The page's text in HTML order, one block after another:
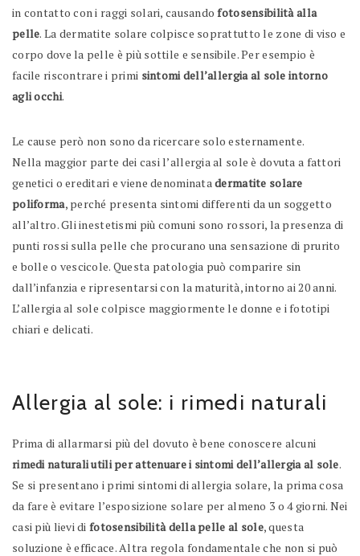
in contatto con i raggi solari, causandofotosensibilità alla
pelle. La dermatite solare colpisce soprattutto le zone di viso e
corpo dove la pelle è più sottile e sensibile. Per esempio è
facile riscontrare i primi sintomi dell’allergia al sole intorno
agli occhi.
Le cause però non sono da ricercare solo esternamente.
Nella maggior parte dei casi l’allergia al sole è dovuta a fattori
genetici o ereditari e viene denominatadermatite solare
poliforma, perché presenta sintomi differenti da un soggetto
all’altro. Gli inestetismi più comuni sono rossori, la presenza di
punti rossi sulla pelle che procurano una sensazione di prurito
e bolle o vescicole. Questa patologia può comparire sin
dall’infanzia e ripresentarsi con la maturità, intorno ai 20 anni.
L’allergia al sole colpisce maggiormente le donne e i fototipi
chiari e delicati.
Allergia al sole: i rimedi naturali
Prima di allarmarsi più del dovuto è bene conoscere alcuni
rimedi naturali utili per attenuare i sintomi dell’allergia al sole.
Se si presentano i primi sintomi di allergia solare, la prima cosa
da fare è evitare l’esposizione solare per almeno 3 o 4 giorni. Nei
casi più lievi difotosensibilità della pelle al sole, questa
soluzione è efficace. Altra regola fondamentale che non si può